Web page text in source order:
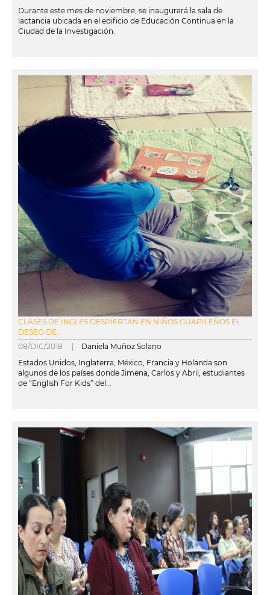
Durante este mes de noviembre, se inaugurará la sala de
lactancia ubicada en el edificio de Educación Continua en la
Ciudad de la Investigación.
CLASES DE INGLÉS DESPIERTAN EN NIÑOS GUAPILEÑOS EL
DESEO DE...
08/DIC/2018 | Daniela Muñoz Solano
Estados Unidos, Inglaterra, México, Francia y Holanda son
algunos de los países donde Jimena, Carlos y Abril, estudiantes
de “English For Kids” del...